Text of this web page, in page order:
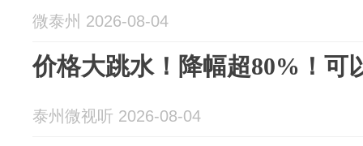
微泰州 2026-08-04
价格大跳水！降幅超80%！可
泰州微视听 2026-08-04